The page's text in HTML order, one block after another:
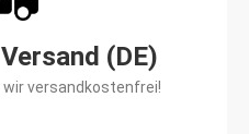
(DE)
wir versandkostenfrei!